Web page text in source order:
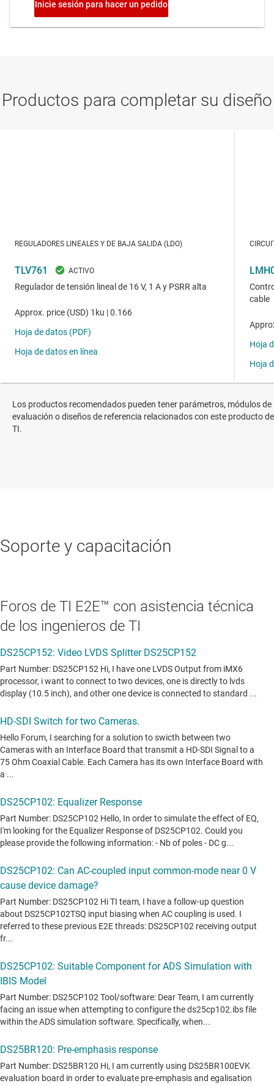
Los productos recomendados pueden tener parámetros, módulos de
evaluación o diseños de referencia relacionados con este producto de
TI.
Soporte y capacitación
Foros de TI E2E™ con asistencia técnica
de los ingenieros de TI